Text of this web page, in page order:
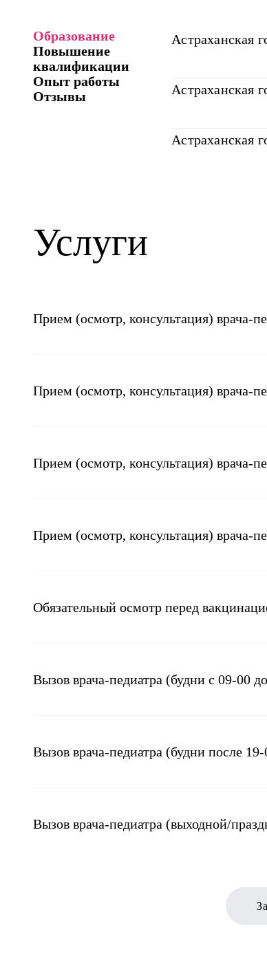
Образование
Повышение
квалификации
Опыт работы
Отзывы
Астраханская
Астраханская
Астраханская
Услуги
Прием (осмотр, консультация) врача-
Прием (осмотр, консультация) врача-
Прием (осмотр, консультация) врача-
Прием (осмотр, консультация) врача-
Обязательный осмотр перед
Вызов врача-педиатра (будни с 09-00
Вызов врача-педиатра (будни после
Вызов врача-педиатра (выходной/